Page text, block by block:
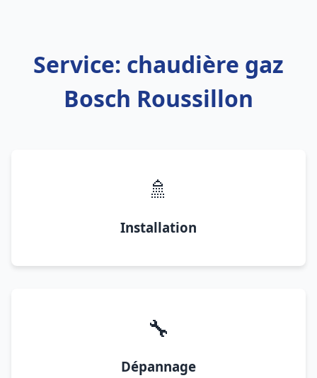
Service: chaudière gaz
Bosch Roussillon
🚿
Installation
🔧
Dépannage